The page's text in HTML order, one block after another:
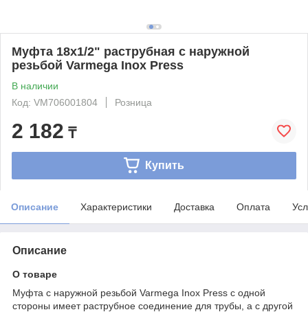
Муфта 18x1/2" раструбная с наружной
резьбой Varmega Inox Press
В наличии
Код: VM706001804
Розница
2 182 ₸
Купить
Описание Характеристики Доставка Оплата
Описание
О товаре
Муфта с наружной резьбой Varmega Inox Press с одной
стороны имеет раструбное соединение для трубы, а с другой